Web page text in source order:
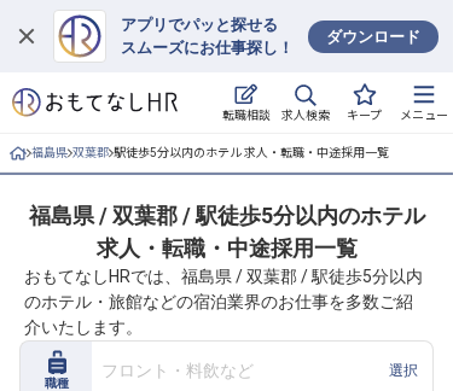
アプリでパッと探せる
スムーズにお仕事探し！
ダウンロード
転職相談 求人検索 キープ メニュー
ログイン
求人・施設を探す
就職・転職 合同説明会
おもてなしHRについて
ご利用の流れ
福島県 双葉郡 駅徒歩5分以内のホテル 求人・転職・中途採用一覧
福島県 / 双葉郡 / 駅徒歩5分以内のホテル
求人・転職・中途採用一覧
おもてなしHRでは、福島県 / 双葉郡 / 駅徒歩5分以内
のホテル・旅館などの宿泊業界のお仕事を多数ご紹
介いたします。
職種
フロント・料飲など 選択